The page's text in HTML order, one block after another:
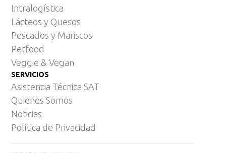
Intralogística
Lácteos y Quesos
Pescados y Mariscos
Petfood
Veggie & Vegan
SERVICIOS
Asistencia Técnica SAT
Quienes Somos
Noticias
Política de Privacidad